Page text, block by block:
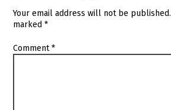
Your email address will not be published.
marked*
Comment*